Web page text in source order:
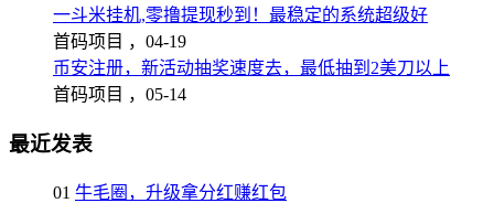
一斗米挂机,零撸提现秒到！最稳定的系统超级好
首码项目 ， 04-19
币安注册，新活动抽奖速度去，最低抽到2美刀以上
首码项目 ， 05-14
最近发表
01 牛毛圈，升级拿分红赚红包